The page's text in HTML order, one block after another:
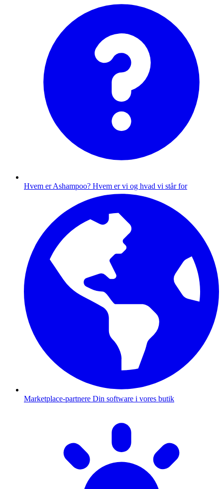
Hvem er Ashampoo? Hvem er vi og hvad vi står for
Marketplace-partnere Din software i vores butik